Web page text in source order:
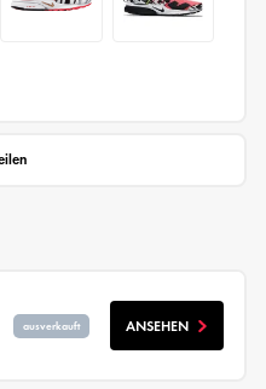
ausverkauft ANSEHEN